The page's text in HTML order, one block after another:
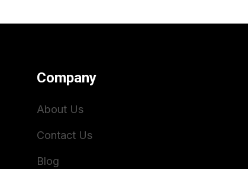
Company
About Us
Contact Us
Blog